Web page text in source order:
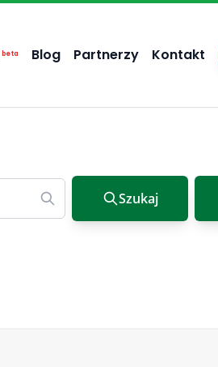
beta Blog Partnerzy Kontakt
Szukaj